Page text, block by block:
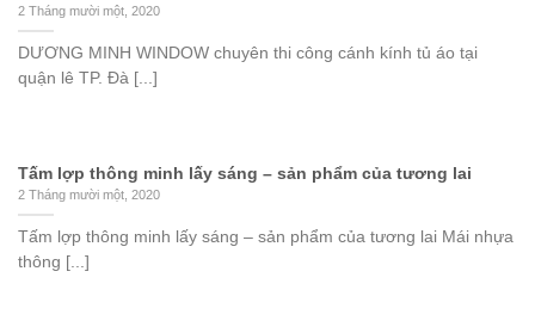
2 Tháng mười một, 2020
DƯƠNG MINH WINDOW chuyên thi công cánh kính tủ áo tại
quận lê TP. Đà [...]
Tấm lợp thông minh lấy sáng – sản phẩm của tương lai
2 Tháng mười một, 2020
Tấm lợp thông minh lấy sáng – sản phẩm của tương lai Mái nhựa
thông [...]